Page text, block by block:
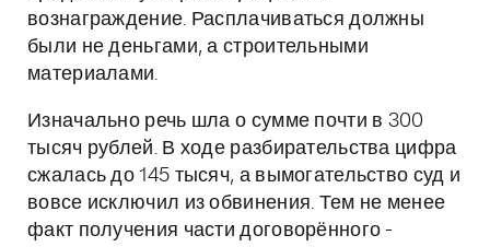
вознаграждение. Расплачиваться должны
были не деньгами, а строительными
материалами.
Изначально речь шла о сумме почти в 300
тысяч рублей. В ходе разбирательства цифра
сжалась до 145 тысяч, а вымогательство суд и
вовсе исключил из обвинения. Тем не менее
факт получения части договорённого -